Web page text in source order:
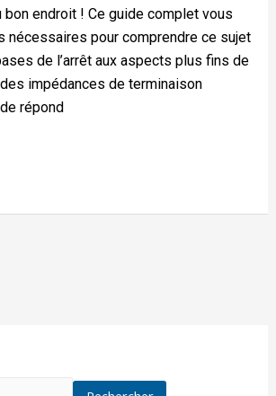
bon endroit ! Ce guide complet vous
nécessaires pour comprendre ce sujet
de l’arrêt aux aspects plus fins de
impédances de terminaison
répond